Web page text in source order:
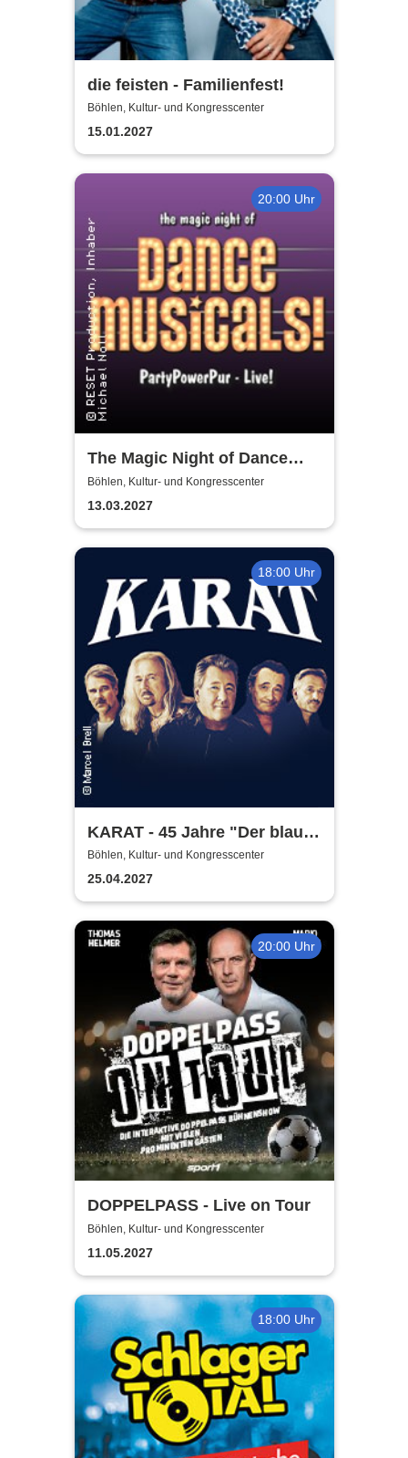
die feisten - Familienfest!
Böhlen, Kultur- und Kongresscenter
15.01.2027
20:00 Uhr
The Magic Night of Dance
Musicals
Böhlen, Kultur- und Kongresscenter
13.03.2027
18:00 Uhr
KARAT - 45 Jahre "Der blaue
Planet"
Böhlen, Kultur- und Kongresscenter
25.04.2027
20:00 Uhr
DOPPELPASS - Live on Tour
Böhlen, Kultur- und Kongresscenter
11.05.2027
18:00 Uhr